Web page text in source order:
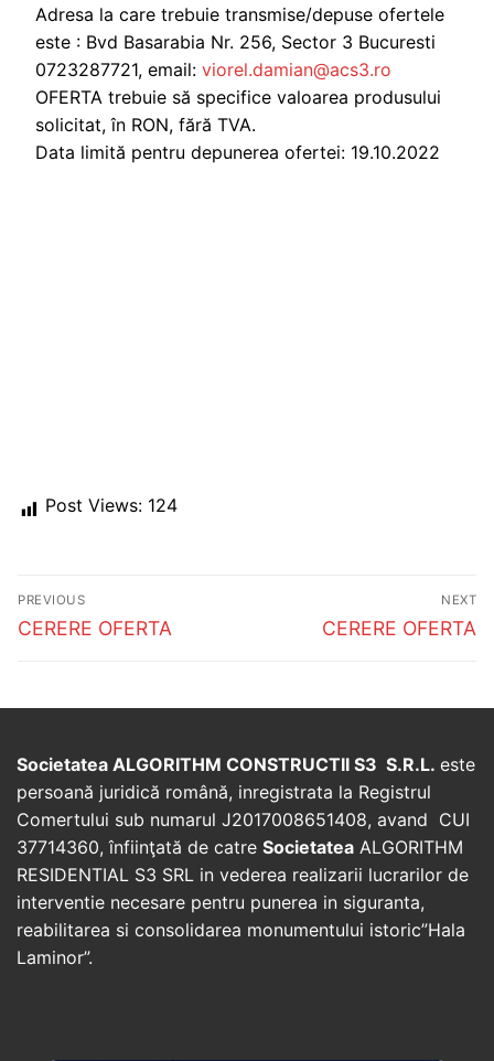
Adresa la care trebuie transmise/depuse ofertele
este : Bvd Basarabia Nr. 256, Sector 3 Bucuresti
0723287721, email: viorel.damian@acs3.ro
OFERTA trebuie să specifice valoarea produsului
solicitat, în RON, fără TVA.
Data limită pentru depunerea ofertei: 19.10.2022
Post Views: 124
Post
navigation
PREVIOUS
Previous
CERERE OFERTA
NEXT
Next
CERERE OFERTA
Societatea ALGORITHM CONSTRUCTII S3 S.R.L. este
persoană juridică română, inregistrata la Registrul
Comertului sub numarul J2017008651408, avand CUI
37714360, înfiinţată de catre Societatea ALGORITHM
RESIDENTIAL S3 SRL in vederea realizarii lucrarilor de
interventie necesare pentru punerea in siguranta,
reabilitarea si consolidarea monumentului istoric”Hala
Laminor”.